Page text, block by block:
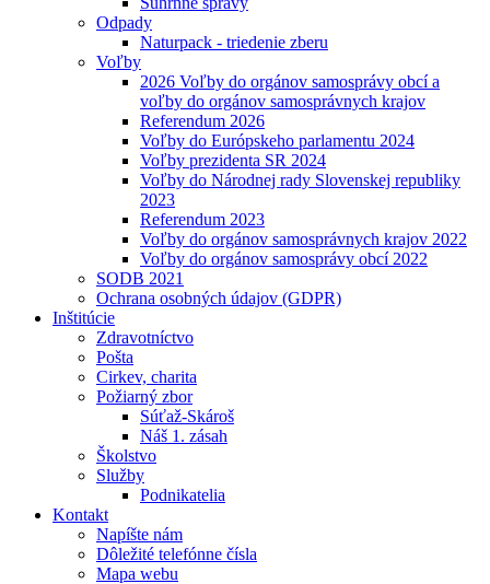
Odpady
Naturpack - triedenie zberu
Voľby
2026 Voľby do orgánov samosprávy obcí a
voľby do orgánov samosprávnych krajov
Referendum 2026
Voľby do Európskeho parlamentu 2024
Voľby prezidenta SR 2024
Voľby do Národnej rady Slovenskej republiky
2023
Referendum 2023
Voľby do orgánov samosprávnych krajov 2022
Voľby do orgánov samosprávy obcí 2022
SODB 2021
Ochrana osobných údajov (GDPR)
Inštitúcie
Zdravotníctvo
Pošta
Cirkev, charita
Požiarný zbor
Súťaž-Skároš
Náš 1. zásah
Školstvo
Služby
Podnikatelia
Kontakt
Napíšte nám
Dôležité telefónne čísla
Mapa webu